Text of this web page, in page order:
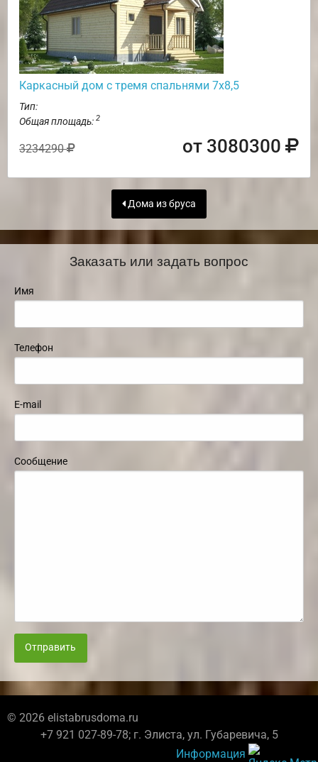
Каркасный дом с тремя спальнями 7х8,5
Тип:
Общая площадь: 2
3234290 от 3080300
Дома из бруса
Заказать или задать вопрос
Имя
Телефон
E-mail
Сообщение
Отправить
© 2026 elistabrusdoma.ru
+7 921 027-89-78; г. Элиста, ул. Губаревича, 5
Информация